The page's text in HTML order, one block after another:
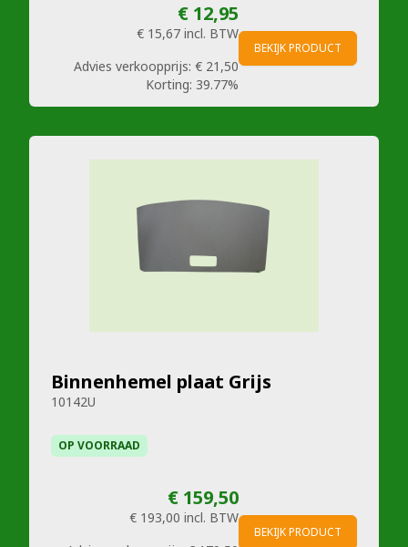
€ 12,95
€ 15,67 incl. BTW
Advies verkoopprijs: € 21,50
Korting: 39.77%
BEKIJK PRODUCT
Binnenhemel plaat Grijs
10142U
OP VOORRAAD
€ 159,50
€ 193,00 incl. BTW
BEKIJK PRODUCT